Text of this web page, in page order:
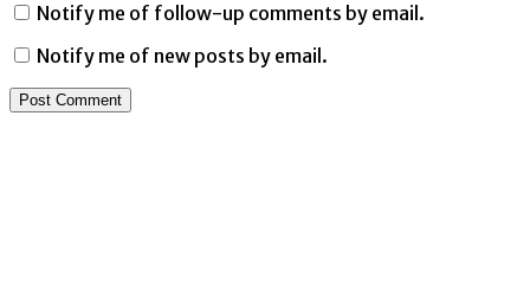
Notify me of follow-up comments by email.
Notify me of new posts by email.